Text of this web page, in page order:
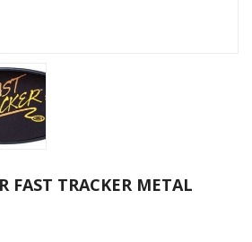
FAST TRACKER METAL